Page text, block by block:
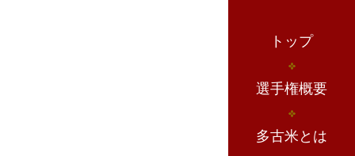
トップ
選手権概要
多古米とは